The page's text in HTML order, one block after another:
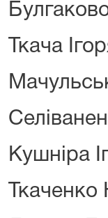
Ткача
Кушніра
Ткаченко